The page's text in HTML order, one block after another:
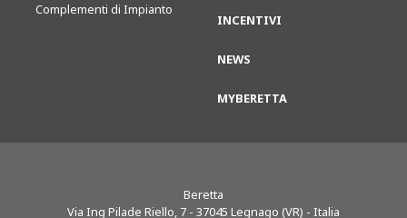
Complementi di Impianto
INCENTIVI
NEWS
MYBERETTA
Beretta
Via Ing Pilade Riello, 7 - 37045 Legnago (VR) - Italia